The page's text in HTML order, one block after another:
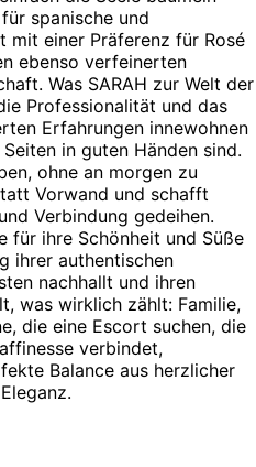
spanische und
mit einer Präferenz für Rosé
ebenso verfeinerten
Was SARAH zur Welt der
Professionalität und das
Erfahrungen innewohnen
in guten Händen sind.
ohne an morgen zu
Vorwand und schafft
Verbindung gedeihen.
für ihre Schönheit und Süße
ihrer authentischen
nachhallt und ihren
was wirklich zählt: Familie,
die eine Escort suchen, die
verbindet,
Balance aus herzlicher